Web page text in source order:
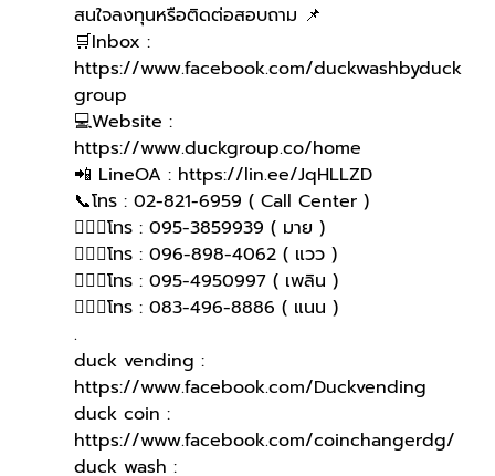
สนใจลงทุนหรือติดต่อสอบถาม 📌
🛒Inbox :
https://www.facebook.com/duckwashbyduck
group
💻Website :
https://www.duckgroup.co/home
📲 LineOA : https://lin.ee/JqHLLZD
📞โทร : 02-821-6959 ( Call Center )
🙋🏻‍♀️โทร : 095-3859939 ( มาย )
🙋🏻‍♀โทร : 096-898-4062 ( แวว )
🙋🏻‍♀โทร : 095-4950997 ( เพลิน )
🙋🏻‍♀️โทร : 083-496-8886 ( แนน )
.
duck vending :
https://www.facebook.com/Duckvending
duck coin :
https://www.facebook.com/coinchangerdg/
duck wash :